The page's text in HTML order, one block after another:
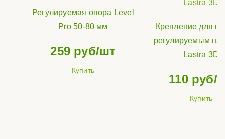
Регулируемая опора Level
Pro 50-80 мм
259 руб/шт
Купить
Крепление для
регулируемым
Lastra 3D
110 руб/
Купить